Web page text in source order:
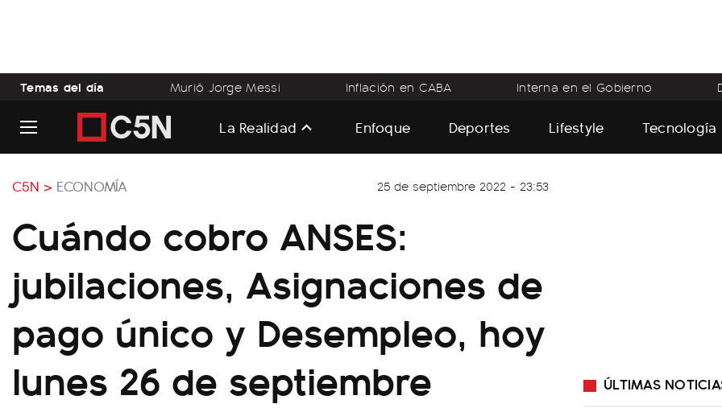
Temas del día Murió Jorge Messi Inflación en CABA Interna en el Gobierno
La Realidad Enfoque Deportes Lifestyle Tecnología
C5N > ECONOMÍA 25 de septiembre 2022 - 23:53
Cuándo cobro ANSES:
jubilaciones, Asignaciones de
pago único y Desempleo, hoy
lunes 26 de septiembre
ÚLTIMAS